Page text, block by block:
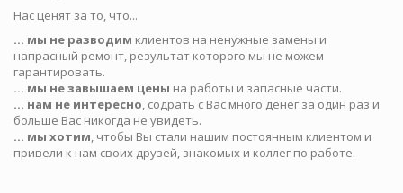
Нас ценят за то, что...
... мы не разводим клиентов на ненужные замены и
напрасный ремонт, результат которого мы не можем
гарантировать.
... мы не завышаем цены на работы и запасные части.
... нам не интересно, содрать с Вас много денег за один раз и
больше Вас никогда не увидеть.
... мы хотим, чтобы Вы стали нашим постоянным клиентом и
привели к нам своих друзей, знакомых и коллег по работе.